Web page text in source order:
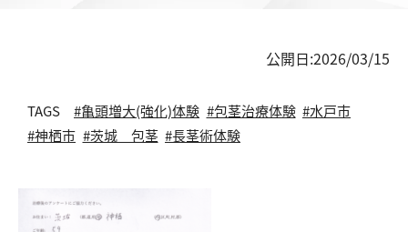
公開日:2026/03/15
TAGS #亀頭増大(強化)体験 #包茎治療体験 #水戸市
#神栖市 #茨城 包茎 #長茎術体験